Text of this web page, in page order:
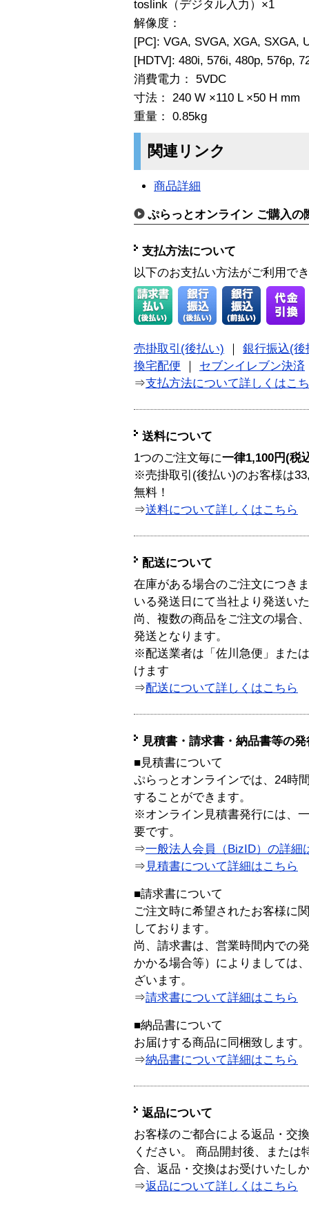
toslink（デジタル入力）×1
解像度：
[PC]: VGA, SVGA, XGA, SXGA,
[HDTV]: 480i, 576i, 480p, 576p,
消費電力： 5VDC
寸法： 240 W ×110 L ×50 H mm
重量： 0.85kg
関連リンク
商品詳細
ぷらっとオンライン ご購入の
支払方法について
以下のお支払い方法がご利用で
売掛取引(後払い)
銀行振込(後
換宅配便
セブンイレブン決済
⇒支払方法について詳しくはこ
送料について
1つのご注文毎に一律1,100円(税
※売掛取引(後払い)のお客様は
無料！
⇒送料について詳しくはこちら
配送について
在庫がある場合のご注文につき
いる発送日にて当社より発送い
尚、複数の商品をご注文の場合
発送となります。
※配送業者は「佐川急便」また
けます
⇒配送について詳しくはこちら
見積書・請求書・納品書等の
■見積書について
ぷらっとオンラインでは、24時
することができます。
※オンライン見積書発行には、
要です。
⇒一般法人会員（BizID）の詳細
⇒ 見積書について詳細はこちら
■請求書について
ご注文時に希望されたお客様に
しております。
尚、請求書は、営業時間内での
かかる場合等）によりましては
ざいます。
⇒請求書について詳細はこちら
■納品書について
お届けする商品に同梱致します。
⇒納品書について詳細はこちら
返品について
お客様のご都合による返品・交
ください。 商品開封後、または
合、返品・交換はお受けいたし
⇒返品について詳しくはこちら